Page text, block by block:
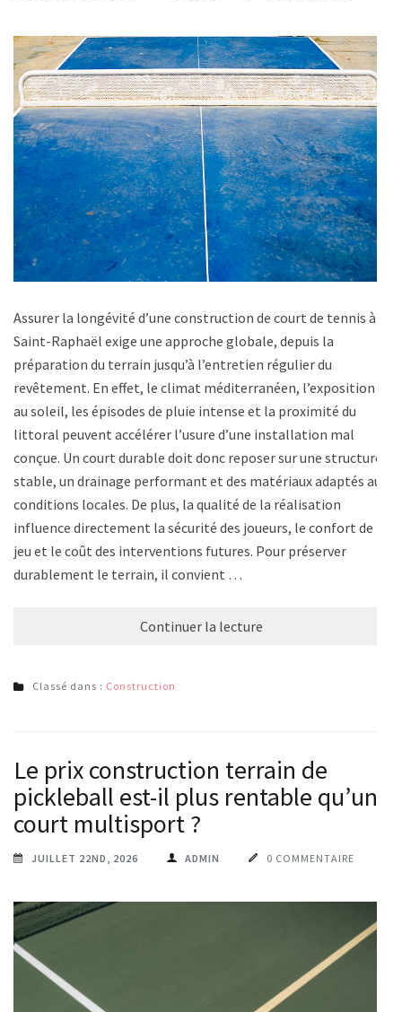
Assurer la longévité d’une construction de court de tennis à
Saint-Raphaël exige une approche globale, depuis la
préparation du terrain jusqu’à l’entretien régulier du
revêtement. En effet, le climat méditerranéen, l’exposition
au soleil, les épisodes de pluie intense et la proximité du
littoral peuvent accélérer l’usure d’une installation mal
conçue. Un court durable doit donc reposer sur une structure
stable, un drainage performant et des matériaux adaptés aux
conditions locales. De plus, la qualité de la réalisation
influence directement la sécurité des joueurs, le confort de
jeu et le coût des interventions futures. Pour préserver
durablement le terrain, il convient …
Continuer la lecture
Classé dans : Construction
Le prix construction terrain de
pickleball est-il plus rentable qu’un
court multisport ?
JUILLET 22ND, 2026 ADMIN 0 COMMENTAIRE